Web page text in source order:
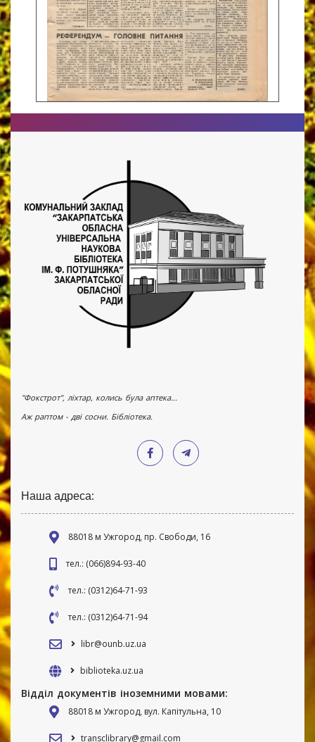
"Фокстрот", ліхтар, колись була аптека...
Аж раптом - дві сосни. Бібліотека.
Наша адреса:
88018 м Ужгород, пр. Свободи, 16
тел.: (066)894-93-40
тел.: (0312)64-71-93
тел.: (0312)64-71-94
libr@ounb.uz.ua
biblioteka.uz.ua
Відділ документів іноземними мовами:
88018 м Ужгород, вул. Капітульна, 10
transclibrary@gmail.com